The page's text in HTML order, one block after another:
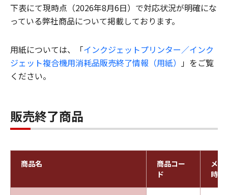
下表にて現時点（2026年8月6日）で対応状況が明確にな
っている弊社商品について掲載しております。
用紙については、「インクジェットプリンター／インク
ジェット複合機用消耗品販売終了情報（用紙） 」をご覧
ください。
販売終了商品
商品名
商品コー
ド
メー
時期